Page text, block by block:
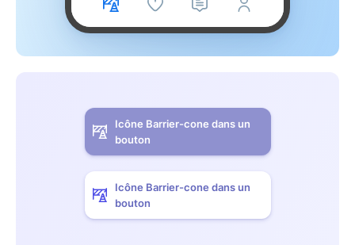
Icône Barrier-cone dans un
bouton
Icône Barrier-cone dans un
bouton